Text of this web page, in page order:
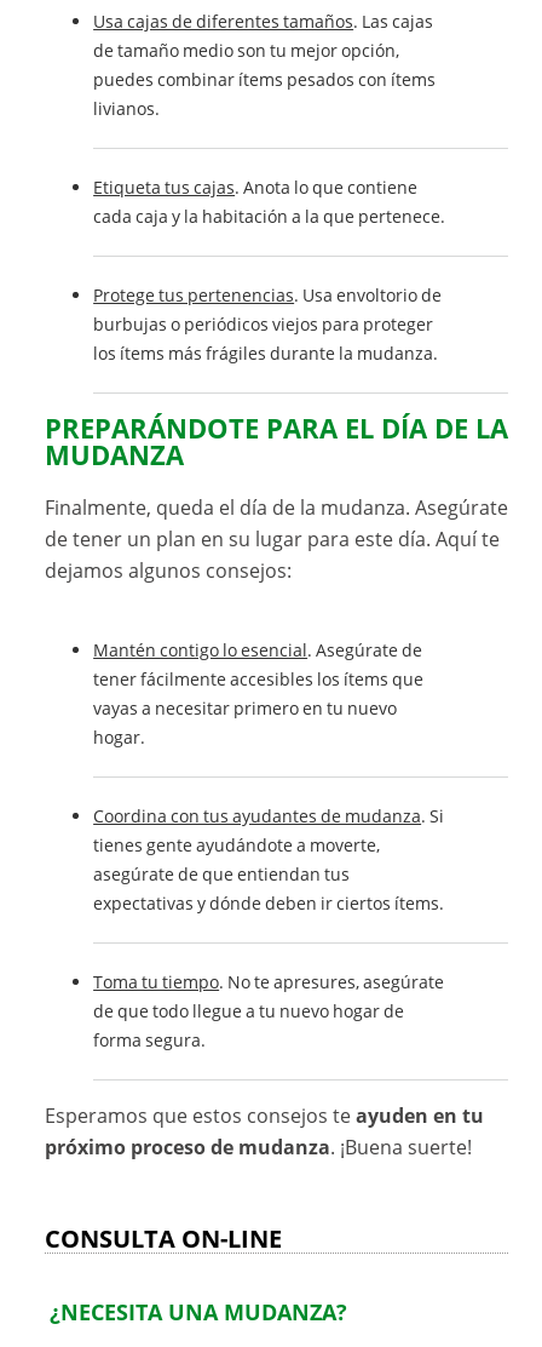
Usa cajas de diferentes tamaños. Las cajas
de tamaño medio son tu mejor opción,
puedes combinar ítems pesados con ítems
livianos.
Etiqueta tus cajas. Anota lo que contiene
cada caja y la habitación a la que pertenece.
Protege tus pertenencias. Usa envoltorio de
burbujas o periódicos viejos para proteger
los ítems más frágiles durante la mudanza.
PREPARÁNDOTE PARA EL DÍA DE LA
MUDANZA
Finalmente, queda el día de la mudanza. Asegúrate
de tener un plan en su lugar para este día. Aquí te
dejamos algunos consejos:
Mantén contigo lo esencial. Asegúrate de
tener fácilmente accesibles los ítems que
vayas a necesitar primero en tu nuevo
hogar.
Coordina con tus ayudantes de mudanza. Si
tienes gente ayudándote a moverte,
asegúrate de que entiendan tus
expectativas y dónde deben ir ciertos ítems.
Toma tu tiempo. No te apresures, asegúrate
de que todo llegue a tu nuevo hogar de
forma segura.
Esperamos que estos consejos teayuden en tu
próximo proceso de mudanza. ¡Buena suerte!
CONSULTA ON-LINE
¿NECESITA UNA MUDANZA?